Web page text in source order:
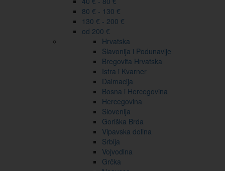
80 € - 130 €
130 € - 200 €
od 200 €
Hrvatska
Slavonija i Podunavlje
Bregovita Hrvatska
Istra i Kvarner
Dalmacija
Bosna i Hercegovina
Hercegovina
Slovenija
Goriška Brda
Vipavska dolina
Srbija
Vojvodina
Grčka